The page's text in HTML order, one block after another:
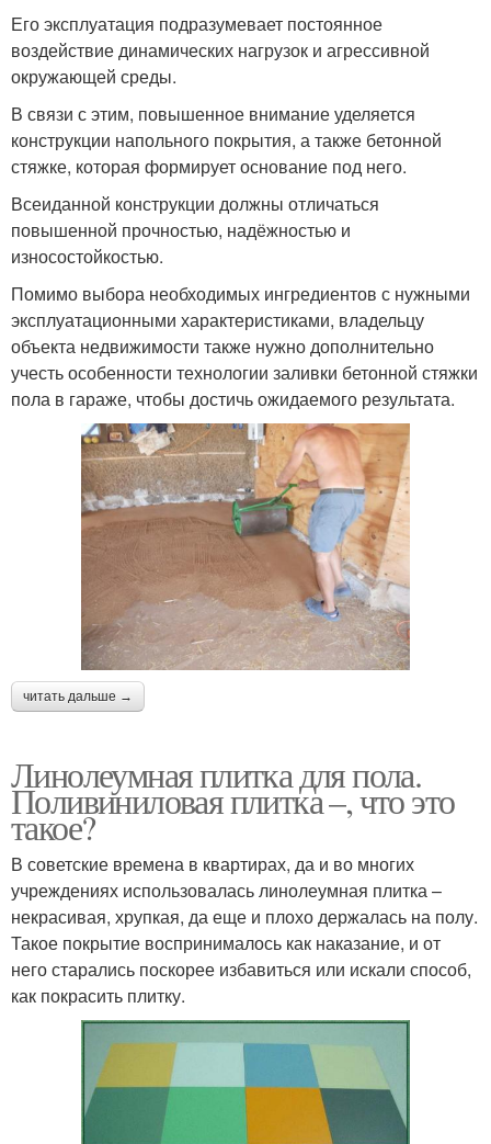
Его эксплуатация подразумевает постоянное
воздействие динамических нагрузок и агрессивной
окружающей среды.
В связи с этим, повышенное внимание уделяется
конструкции напольного покрытия, а также бетонной
стяжке, которая формирует основание под него.
Всеиданной конструкции должны отличаться
повышенной прочностью, надёжностью и
износостойкостью.
Помимо выбора необходимых ингредиентов с нужными
эксплуатационными характеристиками, владельцу
объекта недвижимости также нужно дополнительно
учесть особенности технологии заливки бетонной стяжки
пола в гараже, чтобы достичь ожидаемого результата.
читать дальше →
Линолеумная плитка для пола.
Поливиниловая плитка –, что это
такое?
В советские времена в квартирах, да и во многих
учреждениях использовалась линолеумная плитка –
некрасивая, хрупкая, да еще и плохо держалась на полу.
Такое покрытие воспринималось как наказание, и от
него старались поскорее избавиться или искали способ,
как покрасить плитку.